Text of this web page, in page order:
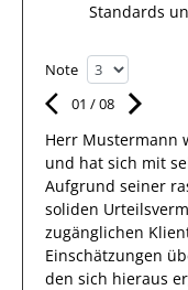
Standards
Note
01 /08
Herr Mustermann
und hat sich mit
Aufgrund seiner
soliden
zugänglichen
Einschätzungen
den sich hieraus